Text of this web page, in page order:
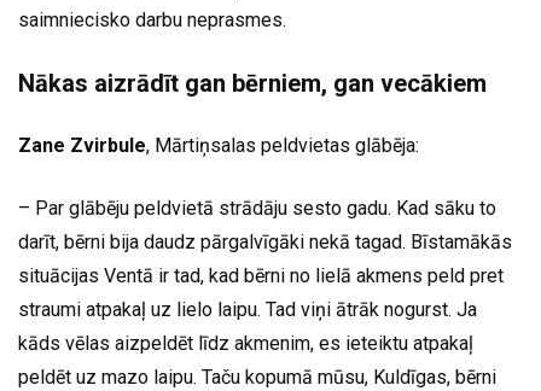
saimniecisko darbu neprasmes.
Nākas aizrādīt gan bērniem, gan vecākiem
Zane Zvirbule, Mārtiņsalas peldvietas glābēja:
– Par glābēju peldvietā strādāju sesto gadu. Kad sāku to
darīt, bērni bija daudz pārgalvīgāki nekā tagad. Bīstamākās
situācijas Ventā ir tad, kad bērni no lielā akmens peld pret
straumi atpakaļ uz lielo laipu. Tad viņi ātrāk nogurst. Ja
kāds vēlas aizpeldēt līdz akmenim, es ieteiktu atpakaļ
peldēt uz mazo laipu. Taču kopumā mūsu, Kuldīgas, bērni